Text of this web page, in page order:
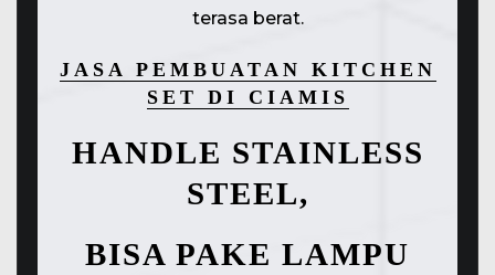
terasa berat.
JASA PEMBUATAN KITCHEN
SET DI CIAMIS
HANDLE STAINLESS
STEEL,
BISA PAKE LAMPU